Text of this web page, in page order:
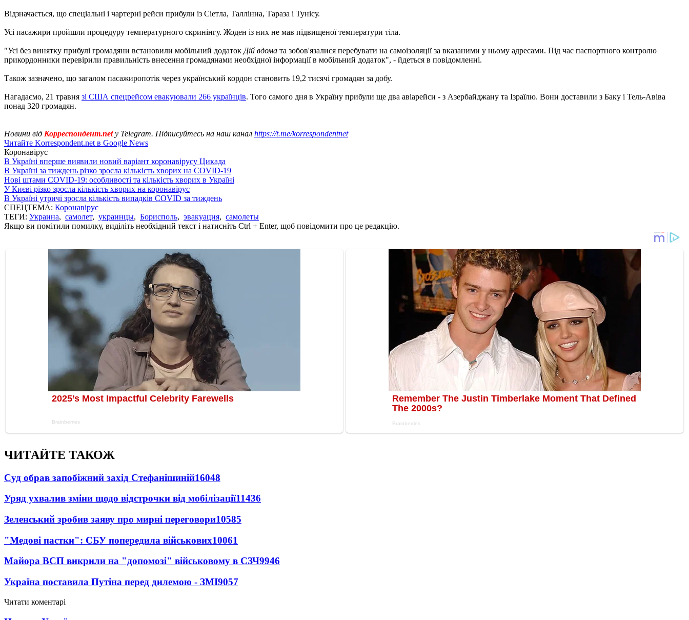
Відзначається, що спеціальні і чартерні рейси прибули із Сіетла, Таллінна, Тараза і Тунісу.
Усі пасажири пройшли процедуру температурного скринінгу. Жоден із них не мав підвищеної температури тіла.
"Усі без винятку прибулі громадяни встановили мобільний додаток Дій вдома та зобов'язалися перебувати на самоізоляції за вказаними у ньому адресами. Під час паспортного контролю
прикордонники перевірили правильність внесення громадянами необхідної інформації в мобільний додаток", - йдеться в повідомленні.
Також зазначено, що загалом пасажиропотік через український кордон становить 19,2 тисячі громадян за добу.
Нагадаємо, 21 травня зі США спецрейсом евакуювали 266 українців. Того самого дня в Україну прибули ще два авіарейси - з Азербайджану та Ізраїлю. Вони доставили з Баку і Тель-Авіва
понад 320 громадян.
Новини від Корреспондент.netу Telegram. Підписуйтесь на наш канал https://t.me/korrespondentnet
Читайте Korrespondent.net в Google News
Коронавірус
В Україні вперше виявили новий варіант коронавірусу Цикада
В Україні за тиждень різко зросла кількість хворих на COVID-19
Нові штами COVID-19: особливості та кількість хворих в Україні
У Києві різко зросла кількість хворих на коронавірус
В Україні утричі зросла кількість випадків COVID за тиждень
СПЕЦТЕМА: Коронавірус
ТЕГИ: Украина, самолет, украинцы, Борисполь, эвакуация, самолеты
Якщо ви помітили помилку, виділіть необхідний текст і натисніть Ctrl + Enter, щоб повідомити про це редакцію.
ЧИТАЙТЕ ТАКОЖ
Суд обрав запобіжний захід Стефанішиній16048
Уряд ухвалив зміни щодо відстрочки від мобілізації11436
Зеленський зробив заяву про мирні переговори10585
"Медові пастки": СБУ попередила військових10061
Майора ВСП викрили на "допомозі" військовому в СЗЧ9946
Україна поставила Путіна перед дилемою - ЗМІ9057
Читати коментарі